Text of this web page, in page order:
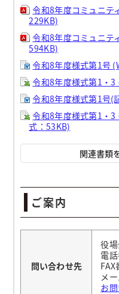
令和8年度コミュニテ
229KB)
令和8年度コミュニテ
594KB)
令和8年度様式第1号
令和8年度様式第1・
令和8年度様式第1号(
令和8年度様式第1・
式：53KB)
関連書類
ご案内
問い合わせ先
役
電
メ
お